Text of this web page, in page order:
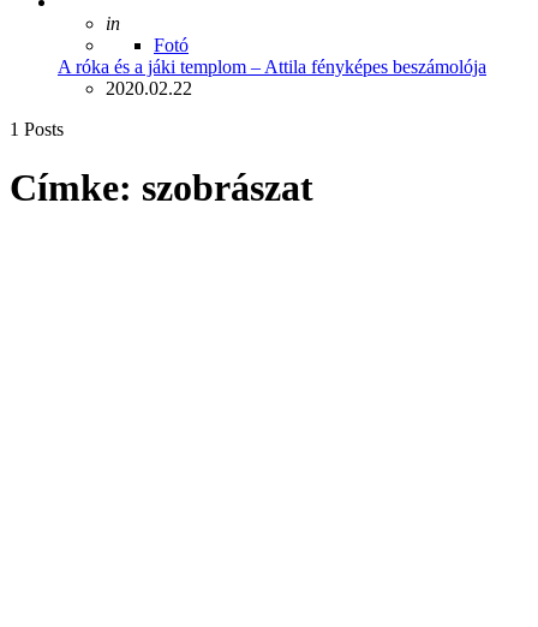
Posted
in
Fotó
A róka és a jáki templom – Attila fényképes beszámolója
2020.02.22
1 Posts
Címke: szobrászat